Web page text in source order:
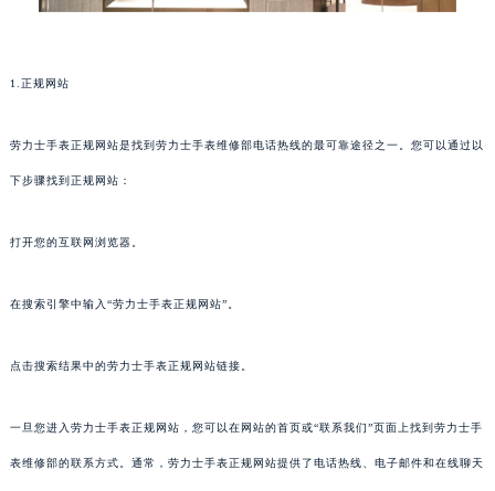
1.正规网站
劳力士手表正规网站是找到劳力士手表维修部电话热线的最可靠途径之一。您可以通过以
下步骤找到正规网站：
打开您的互联网浏览器。
在搜索引擎中输入“劳力士手表正规网站”。
点击搜索结果中的劳力士手表正规网站链接。
一旦您进入劳力士手表正规网站，您可以在网站的首页或“联系我们”页面上找到劳力士手
表维修部的联系方式。通常，劳力士手表正规网站提供了电话热线、电子邮件和在线聊天